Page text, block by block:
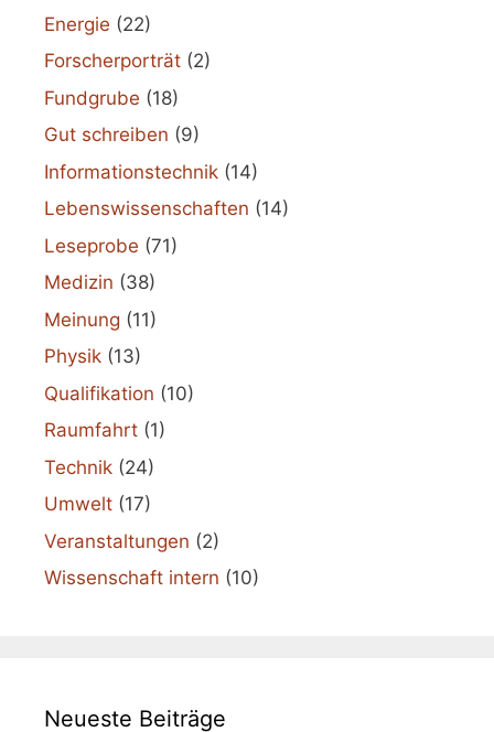
Energie (22)
Forscherporträt (2)
Fundgrube (18)
Gut schreiben (9)
Informationstechnik (14)
Lebenswissenschaften (14)
Leseprobe (71)
Medizin (38)
Meinung (11)
Physik (13)
Qualifikation (10)
Raumfahrt (1)
Technik (24)
Umwelt (17)
Veranstaltungen (2)
Wissenschaft intern (10)
Neueste Beiträge